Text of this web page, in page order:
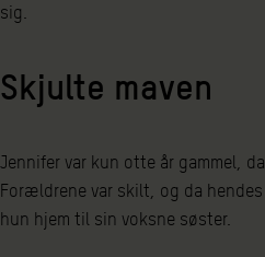
sig.
Skjulte maven
Jennifer var kun otte år gammel,
Forældrene var skilt, og da
hun hjem til sin voksne søster.